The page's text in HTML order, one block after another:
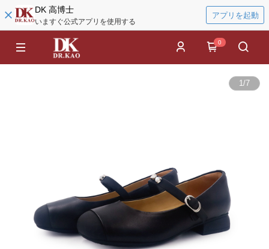
DK 高博士
いますぐ公式アプリを使用する
アプリを起動
0
1/7